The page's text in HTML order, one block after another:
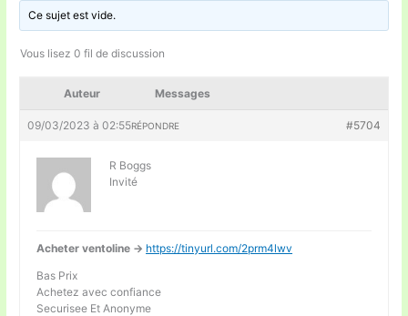
Ce sujet est vide.
Vous lisez 0 fil de discussion
Auteur Messages
09/03/2023 à 02:55 #5704
RÉPONDRE
R Boggs
Invité
Acheter ventoline -> https://tinyurl.com/2prm4lwv
Bas Prix
Achetez avec confiance
Securisee Et Anonyme